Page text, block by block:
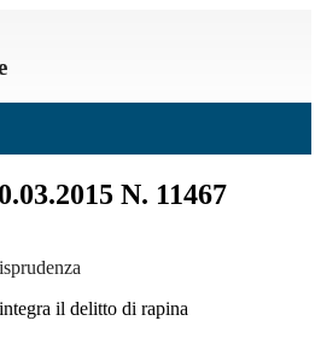
N. 11467
il delitto di rapina